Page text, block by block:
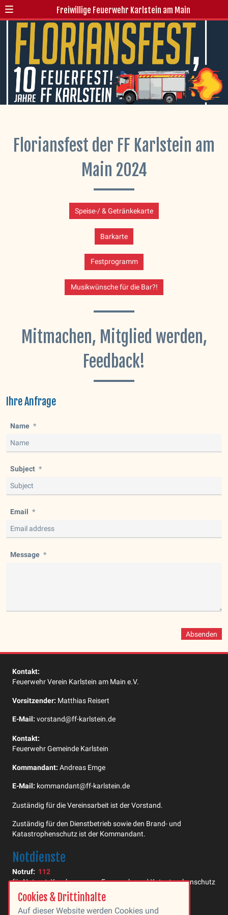
Freiwillige Feuerwehr Karlstein am Main
Floriansfest der FF Karlstein am
Main 2024
Speise-/ & Getränkekarte
Barkarte
Festprogramm
Musikwünsche für die Bar?!
Mitmachen, Mitglied werden,
Feedback!
Ihre Anfrage
Name
Subject
Email
Message
Absenden
Kontakt:
Feuerwehr Verein Karlstein am Main e.V.
Vorsitzender: Matthias Reisert
E-Mail: vorstand@ff-karlstein.de
Kontakt:
Feuerwehr Gemeinde Karlstein
Kommandant: Andreas Emge
E-Mail: kommandant@ff-karlstein.de
Zuständig für die Vereinsarbeit ist der Vorstand.
Zuständig für den Dienstbetrieb sowie den Brand- und
Katastrophenschutz ist der Kommandant.
Notdienste
Notruf: 112
für Notarzt, Krankenwagen, Feuerwehr und Katastrophenschutz
Polizei: 110
Cookies & Drittinhalte
Auf dieser Website werden Cookies und